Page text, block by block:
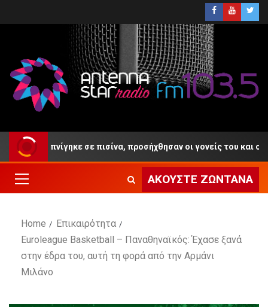
πνίγηκε σε πισίνα, προσήχθησαν οι γονείς του και ο
ΑΚΟΎΣΤΕ ΖΩΝΤΑΝΆ
Home
Επικαιρότητα
Euroleague Basketball – Παναθηναϊκός: Έχασε ξανά
στην έδρα του, αυτή τη φορά από την Αρμάνι
Μιλάνο